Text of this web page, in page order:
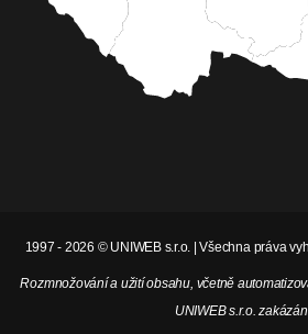
1997 - 2026 © UNIWEB s.r.o. | Všechna práva
Rozmnožování a užití obsahu, včetně
UNIWEB s.r.o.